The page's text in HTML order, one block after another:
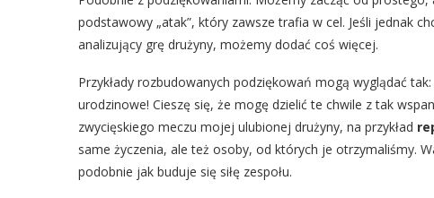
podstawowy „atak”, który zawsze trafia w cel. Jeśli jednak
analizujący grę drużyny, możemy dodać coś więcej.
Przykłady rozbudowanych podziękowań mogą wyglądać
urodzinowe! Cieszę się, że mogę dzielić te chwile z tak
zwycięskiego meczu mojej ulubionej drużyny, na przykład
same życzenia, ale też osoby, od których je otrzymaliśmy.
podobnie jak buduje się siłę zespołu.